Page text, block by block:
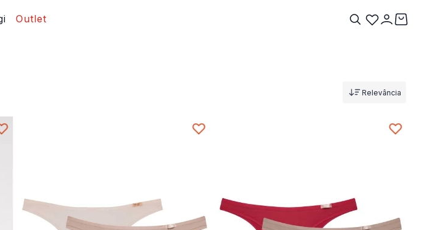
Outlet
Relevância